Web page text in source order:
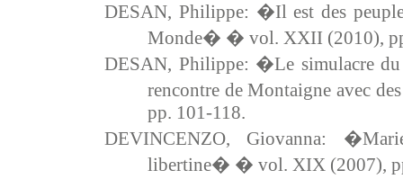
DESAN, Philippe: �Il est des
Monde� � vol. XXII (2010),
DESAN, Philippe: �Le simulacre
rencontre de Montaigne avec
pp. 101-118.
DEVINCENZO, Giovanna:
libertine� � vol. XIX (2007),